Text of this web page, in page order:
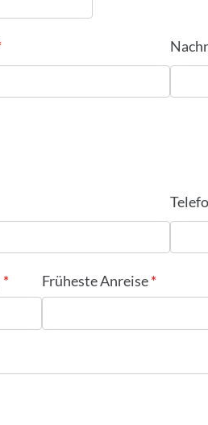
Früheste Anreise